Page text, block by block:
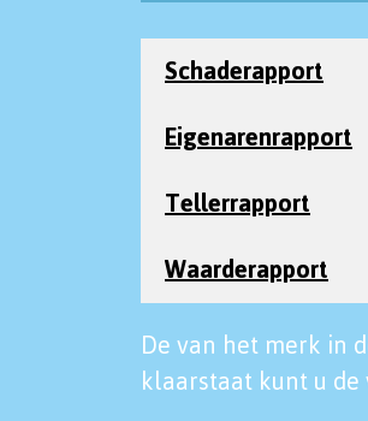
Schaderapport
Eigenarenrapport
Tellerrapport
Waarderapport
De van het merk in
klaarstaat kunt u de